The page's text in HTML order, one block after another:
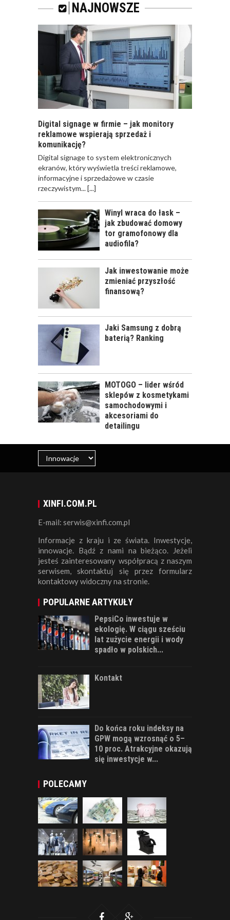
LUPĄ: KTO? CO? I
NAJNOWSZE
Digital signage w firmie – jak monitory
reklamowe wspierają sprzedaż i
komunikację?
​Digital signage to system elektronicznych
ekranów, który wyświetla treści reklamowe,
informacyjne i sprzedażowe w czasie
rzeczywistym...[...]
Winyl wraca do łask –
jak zbudować domowy
tor gramofonowy dla
audiofila?
Jak inwestowanie może
zmieniać przyszłość
finansową?
Jaki Samsung z dobrą
baterią? Ranking
MOTOGO – lider wśród
sklepów z kosmetykami
samochodowymi i
akcesoriami do
detailingu
XINFI.COM.PL
E-mail: serwis@xinfi.com.pl
Informacje z kraju i ze świata. Inwestycje,
innowacje. Bądź z nami na bieżąco. Jeżeli
jesteś zainteresowany współpracą z naszym
serwisem, skontaktuj się przez formularz
kontaktowy widoczny na stronie.
POPULARNE ARTYKUŁY
PepsiCo inwestuje w
ekologię. W ciągu sześciu
lat zużycie energii i wody
spadło w polskich...
Kontakt
Do końca roku indeksy na
GPW mogą wzrosnąć o 5–
10 proc. Atrakcyjne okazują
się inwestycje w...
POLECAMY